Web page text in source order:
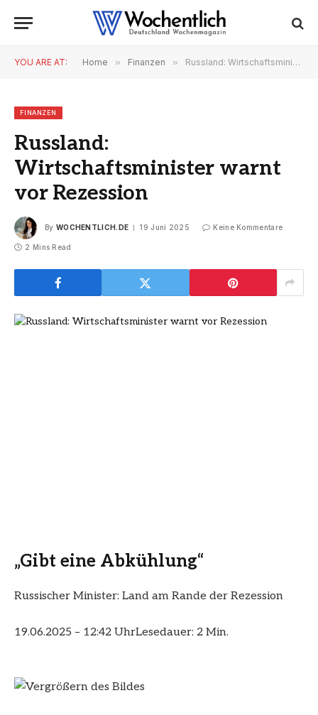
YOU ARE AT: Home » Finanzen » Russland: Wirtschaftsminister warnt vor Rezession
FINANZEN
Russland:
Wirtschaftsminister warnt
vor Rezession
By WOCHENTLICH.DE 19 Juni 2025 Keine Kommentare
2 Mins Read
„Gibt eine Abkühlung“
Russischer Minister: Land am Rande der Rezession
19.06.2025 – 12:42 UhrLesedauer: 2 Min.